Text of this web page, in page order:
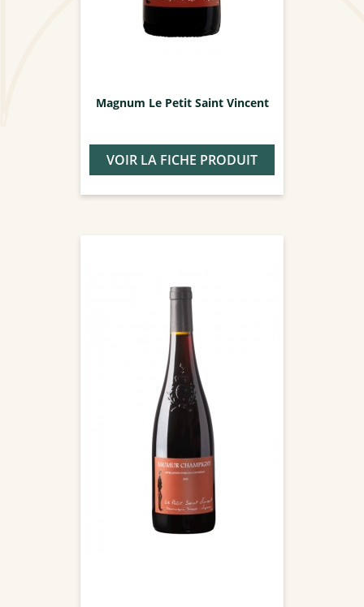
Magnum Le Petit Saint Vincent
VOIR LA FICHE PRODUIT